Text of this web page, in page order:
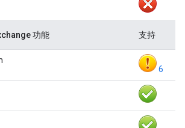
功能 支持
6